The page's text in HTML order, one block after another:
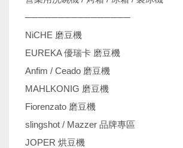
────────────────
NiCHE 磨豆機
EUREKA 優瑞卡 磨豆機
Anfim / Ceado 磨豆機
MAHLKONIG 磨豆機
Fiorenzato 磨豆機
slingshot / Mazzer 品牌專區
JOPER 烘豆機